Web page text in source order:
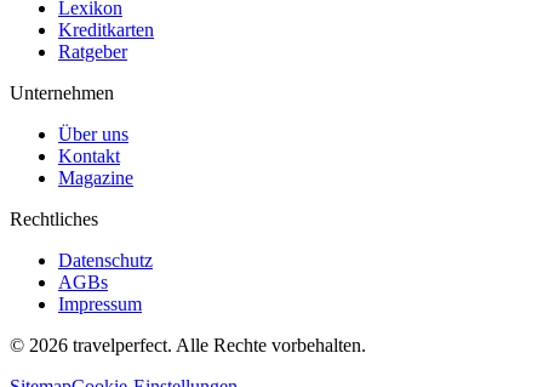
Lexikon
Kreditkarten
Ratgeber
Unternehmen
Über uns
Kontakt
Magazine
Rechtliches
Datenschutz
AGBs
Impressum
© 2026 travelperfect. Alle Rechte vorbehalten.